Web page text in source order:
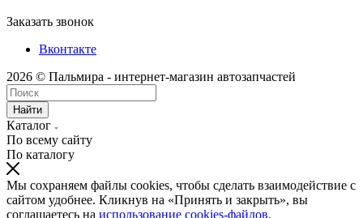
Заказать звонок
Вконтакте
2026 © Пальмира - интернет-магазин автозапчастей
Найти
Каталог
По всему сайту
По каталогу
Мы сохраняем файлы cookies, чтобы сделать взаимодействие с
сайтом удобнее. Кликнув на «Принять и закрыть», вы
соглашаетесь на использование cookies-файлов.